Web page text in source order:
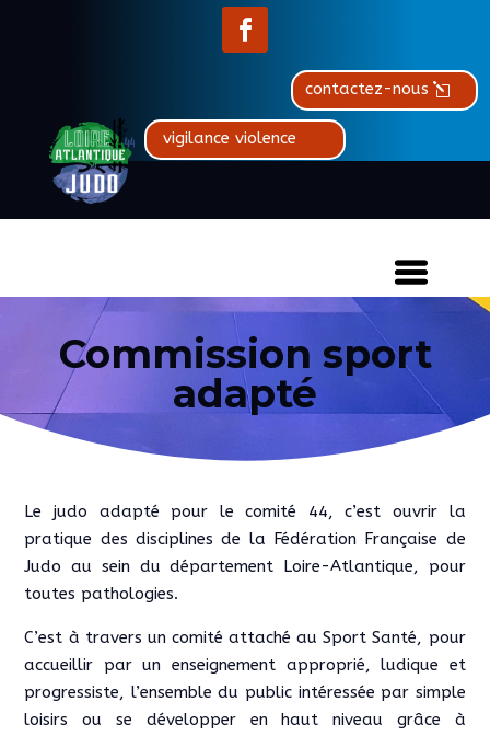
contactez-nous
vigilance violence
Commission sport
adapté
Le judo adapté pour le comité 44, c’est ouvrir la
pratique des disciplines de la Fédération Française de
Judo au sein du département Loire-Atlantique, pour
toutes pathologies.
C’est à travers un comité attaché au Sport Santé, pour
accueillir par un enseignement approprié, ludique et
progressiste, l’ensemble du public intéressée par simple
loisirs ou se développer en haut niveau grâce à